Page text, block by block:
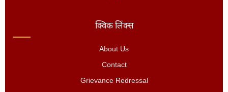
क्विक लिंक्स
About Us
Contact
Grievance Redressal